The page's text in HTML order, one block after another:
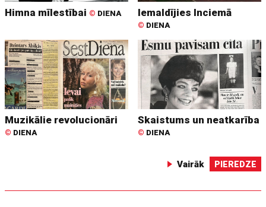
Himna mīlestībai © DIENA Iemaldījies Inciemā
© DIENA
Muzikālie revolucionāri
© DIENA
Skaistums un neatkarība
© DIENA
Vairāk PIEREDZE